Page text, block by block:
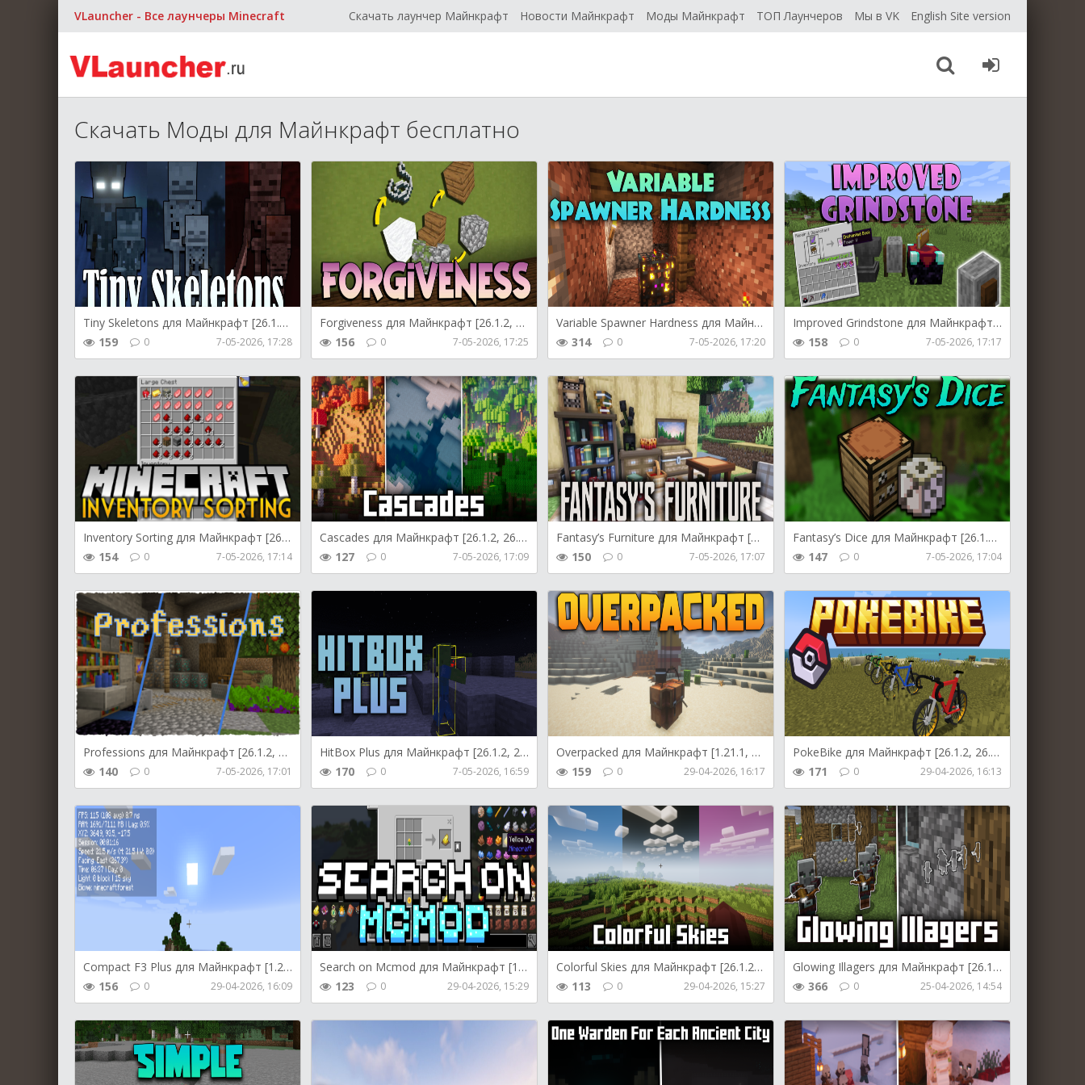
VLauncher - Все лаунчеры Minecraft Скачать лаунчер Майнкрафт Новости Майнкрафт Моды Майнкрафт ТОП Лаунчеров Мы в VK English Site version
Скачать Моды для Майнкрафт бесплатно
Tiny Skeletons для Майнкрафт [26.1.2, 26.1.1, 26.1]
159
0 7-05-2026, 17:28
Forgiveness для Майнкрафт [26.1.2, 26.1.1, 26.1]
156
0 7-05-2026, 17:25
Variable Spawner Hardness для Майнкрафт [26.1.2, 26.1.1, 26.1]
314
0 7-05-2026, 17:20
Improved Grindstone для Майнкрафт [26.1.2, 26.1.1, 26.1]
158
0 7-05-2026, 17:17
Inventory Sorting для Майнкрафт [26.1.2, 26.1.1, 26.1]
154
0 7-05-2026, 17:14
Cascades для Майнкрафт [26.1.2, 26.1.1, 26.1]
127
0 7-05-2026, 17:09
Fantasy’s Furniture для Майнкрафт [26.1.2, 26.1.1, 26.1]
150
0 7-05-2026, 17:07
Fantasy’s Dice для Майнкрафт [26.1.2, 26.1.1, 26.1]
147
0 7-05-2026, 17:04
Professions для Майнкрафт [26.1.2, 26.1.1, 26.1]
140
0 7-05-2026, 17:01
HitBox Plus для Майнкрафт [26.1.2, 26.1.1, 26.1]
170
0 7-05-2026, 16:59
Overpacked для Майнкрафт [1.21.1, 1.21]
159
0 29-04-2026, 16:17
PokeBike для Майнкрафт [26.1.2, 26.1.1, 26.1]
171
0 29-04-2026, 16:13
Compact F3 Plus для Майнкрафт [1.21.11, 1.21.10, 1.21.9]
156
0 29-04-2026, 16:09
Search on Mcmod для Майнкрафт [1.21.11, 1.21.10, 1.21.9]
123
0 29-04-2026, 15:29
Colorful Skies для Майнкрафт [26.1.2, 26.1.1, 26.1]
113
0 29-04-2026, 15:27
Glowing Illagers для Майнкрафт [26.1.2, 26.1.1, 26.1]
366
0 25-04-2026, 14:54